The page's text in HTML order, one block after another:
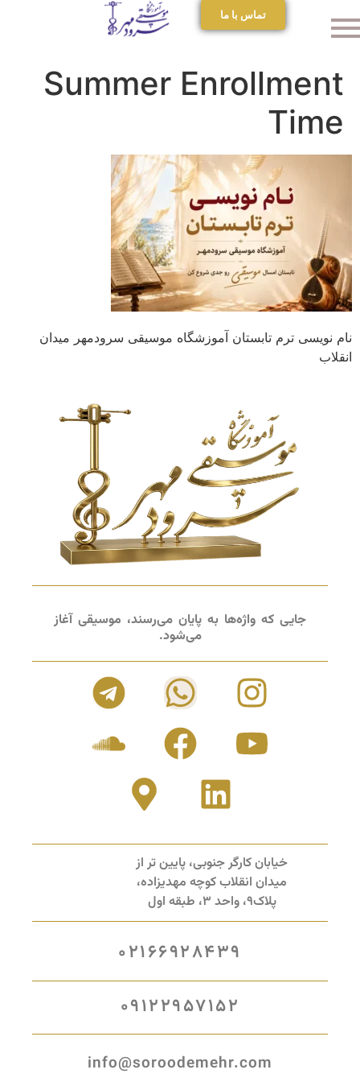
تماس با ما
Summer Enrollment
Time
نام نویسی ترم تابستان آموزشگاه موسیقی سرودمهر میدان
انقلاب
جایی که واژه‌ها به پایان می‌رسند، موسیقی آغاز
می‌شود.
خیابان کارگر جنوبی، پایین تر از
میدان انقلاب کوچه مهدیزاده،
پلاک9، واحد 3، طبقه اول
02166928439
09122957152
info@soroodemehr.com